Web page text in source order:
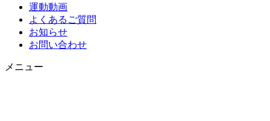
運動動画
よくあるご質問
お知らせ
お問い合わせ
メニュー